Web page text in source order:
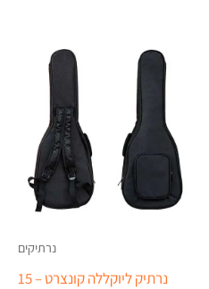
נרתיקים
נרתיק ליוקללה קונצרט – 15